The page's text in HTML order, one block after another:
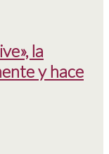
la
y hace